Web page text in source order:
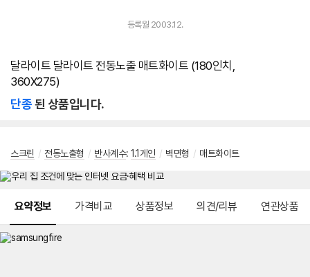
등록월 2003.12.
달라이트 달라이트 전동노출 매트화이트 (180인치,
360X275)
단종된 상품입니다.
스크린 / 전동노출형 / 반사계수: 1.1게인 / 벽면형 / 매트화이트
요약정보 가격비교 상품정보 의견/리뷰 연관상품